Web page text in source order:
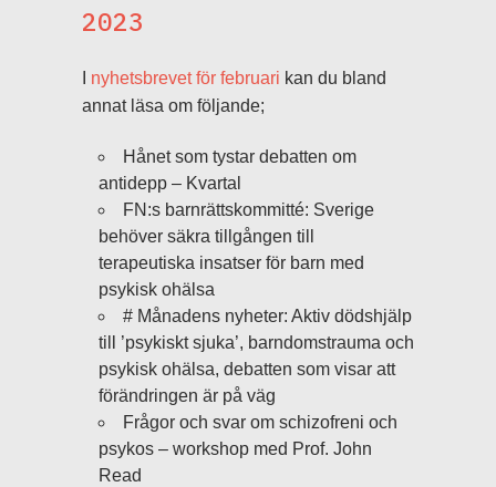
2023
nyhetsbrevet för februari kan du bland
annat läsa om följande;
Hånet som tystar debatten om
antidepp – Kvartal
FN:s barnrättskommitté: Sverige
behöver säkra tillgången till
terapeutiska insatser för barn med
psykisk ohälsa
# Månadens nyheter: Aktiv dödshjälp
till ’psykiskt sjuka’, barndomstrauma och
psykisk ohälsa, debatten som visar att
förändringen är på väg
Frågor och svar om schizofreni och
psykos – workshop med Prof. John
Read